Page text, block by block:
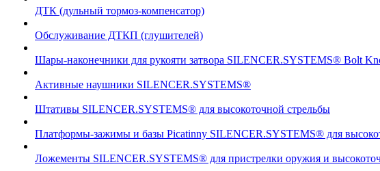
ДТК (дульный тормоз-компенсатор)
Обслуживание ДТКП (глушителей)
Шары-наконечники для рукояти затвора SILENCER.SYSTEMS® Bolt
Активные наушники SILENCER.SYSTEMS®
Штативы SILENCER.SYSTEMS® для высокоточной стрельбы
Платформы-зажимы и базы Picatinny SILENCER.SYSTEMS® для
Ложементы SILENCER.SYSTEMS® для пристрелки оружия и